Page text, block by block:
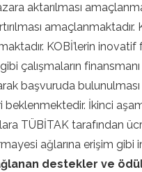
aktarılması
KOBİ’lerin
çalışmaların
başvuruda
İkinci
TÜBİTAK tarafından
ağlarına erişim gibi
destekler ve